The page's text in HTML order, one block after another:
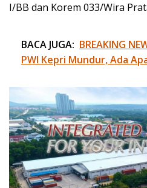
I/BB dan Korem 033/Wira
BACA JUGA: BREAKING
PWI Kepri Mundur, Ada